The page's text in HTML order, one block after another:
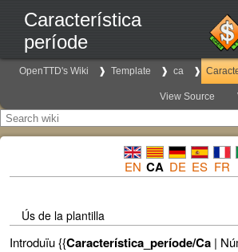
Característica
període
OpenTTD's Wiki Template ca
View Source
EN CA DE ES FR
Ús de la plantilla
Introduïu {{Característica_període/Ca |